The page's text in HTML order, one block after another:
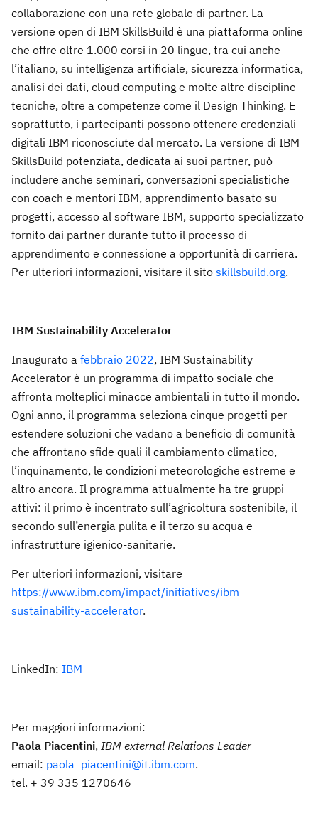
collaborazione con una rete globale di partner. La
versione open di IBM SkillsBuild è una piattaforma online
che offre oltre 1.000 corsi in 20 lingue, tra cui anche
l’italiano, su intelligenza artificiale, sicurezza informatica,
analisi dei dati, cloud computing e molte altre discipline
tecniche, oltre a competenze come il Design Thinking. E
soprattutto, i partecipanti possono ottenere credenziali
digitali IBM riconosciute dal mercato. La versione di IBM
SkillsBuild potenziata, dedicata ai suoi partner, può
includere anche seminari, conversazioni specialistiche
con coach e mentori IBM, apprendimento basato su
progetti, accesso al software IBM, supporto specializzato
fornito dai partner durante tutto il processo di
apprendimento e connessione a opportunità di carriera.
Per ulteriori informazioni, visitare il sito skillsbuild.org.
IBM Sustainability Accelerator
Inaugurato a febbraio 2022, IBM Sustainability
Accelerator è un programma di impatto sociale che
affronta molteplici minacce ambientali in tutto il mondo.
Ogni anno, il programma seleziona cinque progetti per
estendere soluzioni che vadano a beneficio di comunità
che affrontano sfide quali il cambiamento climatico,
l’inquinamento, le condizioni meteorologiche estreme e
altro ancora. Il programma attualmente ha tre gruppi
attivi: il primo è incentrato sull’agricoltura sostenibile, il
secondo sull’energia pulita e il terzo su acqua e
infrastrutture igienico-sanitarie.
Per ulteriori informazioni, visitare
https://www.ibm.com/impact/initiatives/ibm-
sustainability-accelerator.
LinkedIn: IBM
Per maggiori informazioni:
Paola Piacentini, IBM external Relations Leader
email: paola_piacentini@it.ibm.com.
tel. + 39 335 1270646